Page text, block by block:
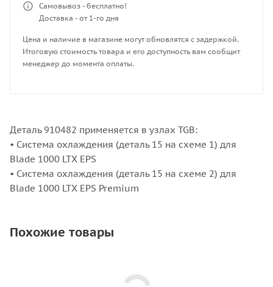
Самовывоз - бесплатно!
Доставка - от 1-го дня
Цена и наличие в магазине могут обновлятся с задержкой.
Итоговую стоимость товара и его доступность вам сообщит
менеджер до момента оплаты.
Деталь 910482 применяется в узлах TGB:
• Система охлаждения (деталь 15 на схеме 1) для
Blade 1000 LTX EPS
• Система охлаждения (деталь 15 на схеме 2) для
Blade 1000 LTX EPS Premium
Похожие товары